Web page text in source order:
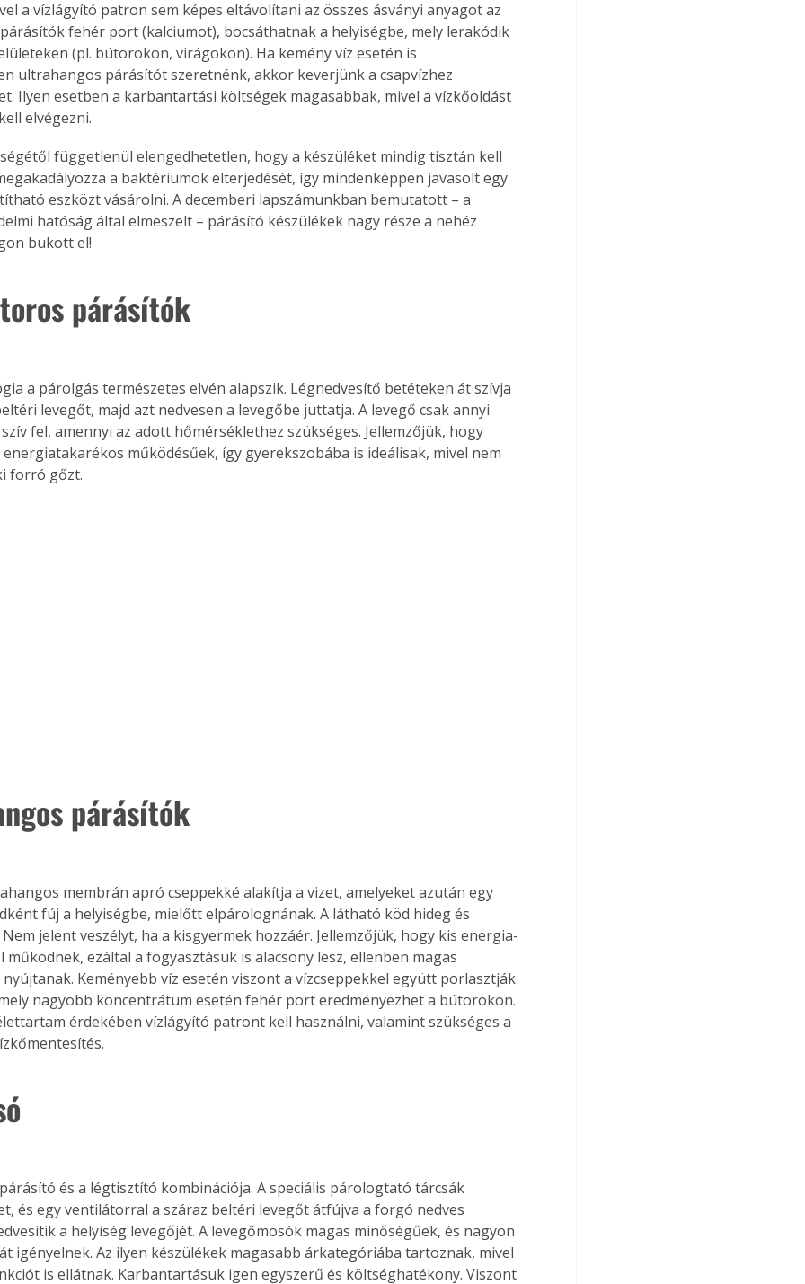
is
Bárhol,
élve
az
A
Gyógyító növények: a
természet kincsei az
a vízlágyító patron sem képes eltávolítani az összes ásványi anyagot az
fehér port (kalciumot), bocsáthatnak a helyiségbe, mely lerakódik
(pl. bútorokon, virágokon). Ha kemény víz esetén is
ultrahangos párásítót szeretnénk, akkor keverjünk a csapvízhez
Ilyen esetben a karbantartási költségek magasabbak, mivel a vízkőoldást
elvégezni.
függetlenül elengedhetetlen, hogy a készüléket mindig tisztán kell
a baktériumok elterjedését, így mindenképpen javasolt egy
eszközt vásárolni. A decemberi lapszámunkban bemutatott – a
hatóság által elmeszelt – párásító készülékek nagy része a nehéz
bukott el!
párásítók
a párolgás természetes elvén alapszik. Légnedvesítő betéteken át szívja
levegőt, majd azt nedvesen a levegőbe juttatja. A levegő csak annyi
fel, amennyi az adott hőmérséklethez szükséges. Jellemzőjük, hogy
működésűek, így gyerekszobába is ideálisak, mivel nem
forró gőzt.
párásítók
membrán apró cseppekké alakítja a vizet, amelyeket azután egy
fúj a helyiségbe, mielőtt elpárolognának. A látható köd hideg és
jelent veszélyt, ha a kisgyermek hozzáér. Jellemzőjük, hogy kis energia-
működnek, ezáltal a fogyasztásuk is alacsony lesz, ellenben magas
Keményebb víz esetén viszont a vízcseppekkel együtt porlasztják
nagyobb koncentrátum esetén fehér port eredményezhet a bútorokon.
érdekében vízlágyító patront kell használni, valamint szükséges a
és a légtisztító kombinációja. A speciális párologtató tárcsák
és egy ventilátorral a száraz beltéri levegőt átfújva a forgó nedves
a helyiség levegőjét. A levegőmosók magas minőségűek, és nagyon
igényelnek. Az ilyen készülékek magasabb árkategóriába tartoznak, mivel
is ellátnak. Karbantartásuk igen egyszerű és költséghatékony. Viszont